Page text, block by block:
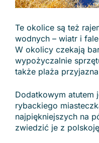
Te okolice są też
wodnych – wiatr i
W okolicy czekają
wypożyczalnie
także plaża
Dodatkowym atutem
rybackiego
najpiękniejszych na
zwiedzić je z